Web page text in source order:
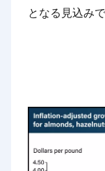
となる見込みで